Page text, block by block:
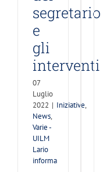
segretario
e
gli
interventi
07
Luglio
2022 | Iniziative,
News,
Varie -
UILM
Lario
informa